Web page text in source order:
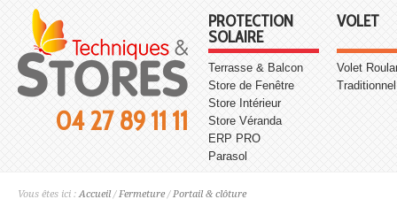
04 27 89 11 11
PROTECTION
SOLAIRE
Terrasse & Balcon
Store de Fenêtre
Store Intérieur
Store Véranda
ERP PRO
Parasol
VOLET
Volet
Traditionnel
Vous êtes ici :Accueil /Fermeture /Portail & clôture